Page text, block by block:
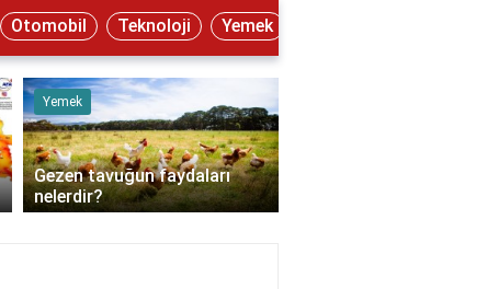
Otomobil Teknoloji Yemek
Yemek
Gezen tavuğun faydaları
nelerdir?